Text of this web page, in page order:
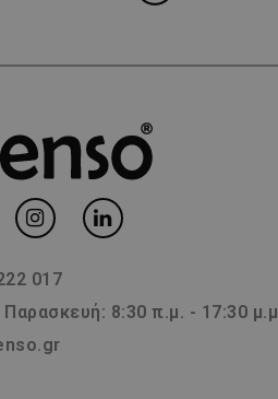
017
8:30 π.μ. - 17:30 μ.μ